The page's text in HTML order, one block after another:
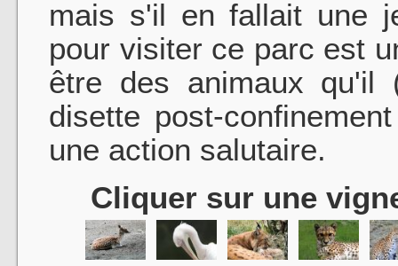
mais s'il en fallait une
pour visiter ce parc est
être des animaux qu'il
disette post-
une action salutaire.
Cliquer sur une